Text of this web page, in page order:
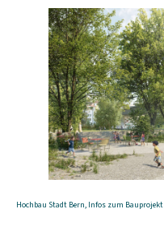
Hochbau Stadt Bern, Infos zum Bauprojekt